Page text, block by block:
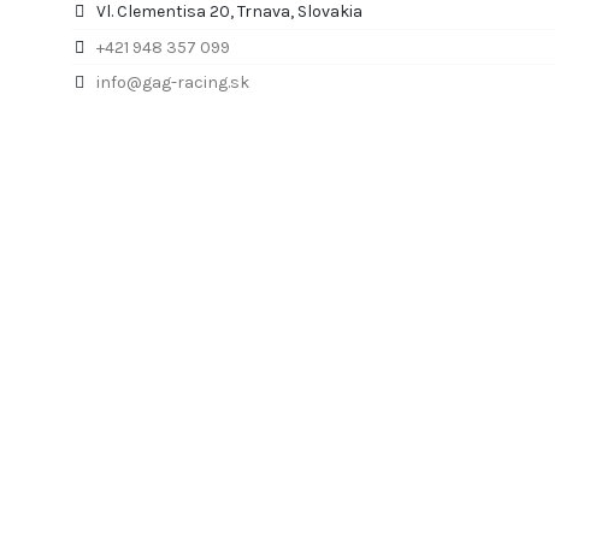
Vl. Clementisa 20, Trnava, Slovakia
+421 948 357 099
info@gag-racing.sk